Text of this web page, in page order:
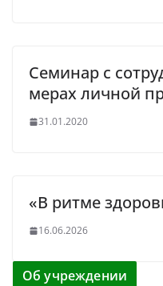
Семинар с
мерах личной
31.01.2020
«В ритме
16.06.2026
Об учреждении